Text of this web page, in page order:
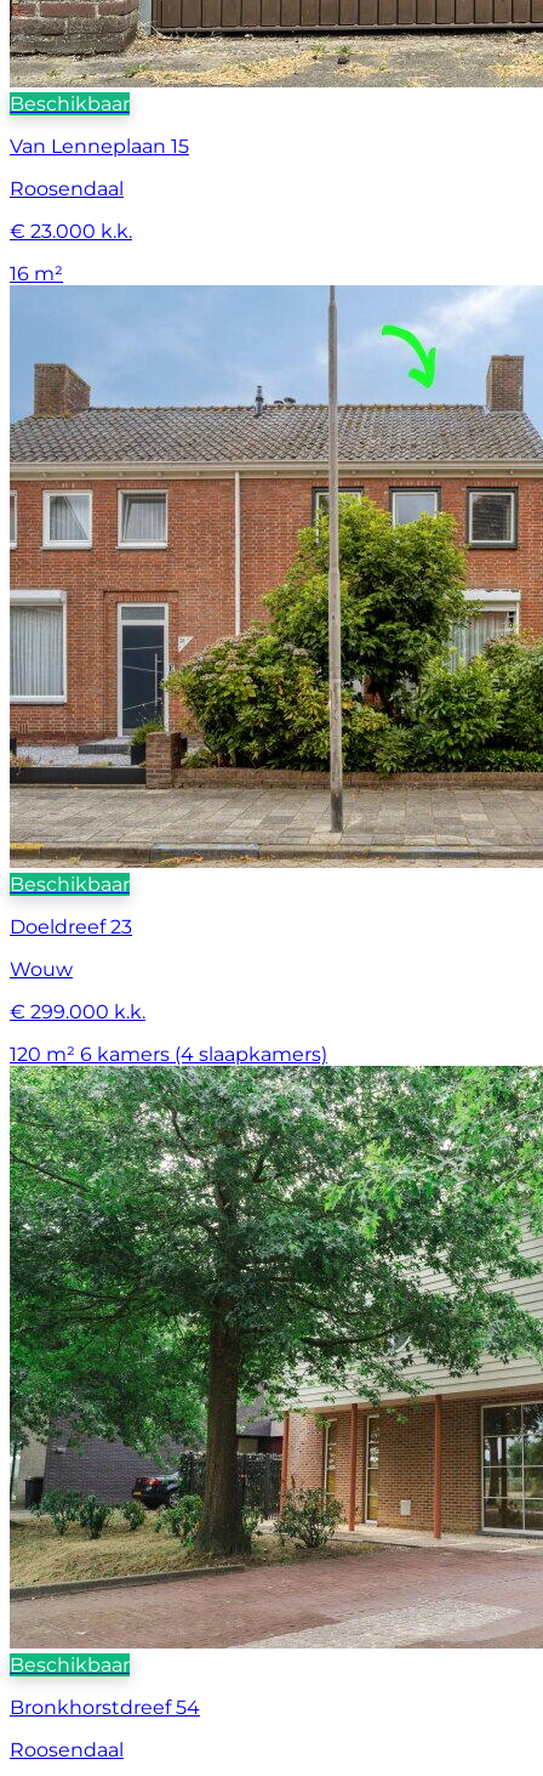
Beschikbaar
Van Lenneplaan 15
Roosendaal
€ 23.000 k.k.
16 m²
Beschikbaar
Doeldreef 23
Wouw
€ 299.000 k.k.
120 m² 6 kamers (4 slaapkamers)
Beschikbaar
Bronkhorstdreef 54
Roosendaal